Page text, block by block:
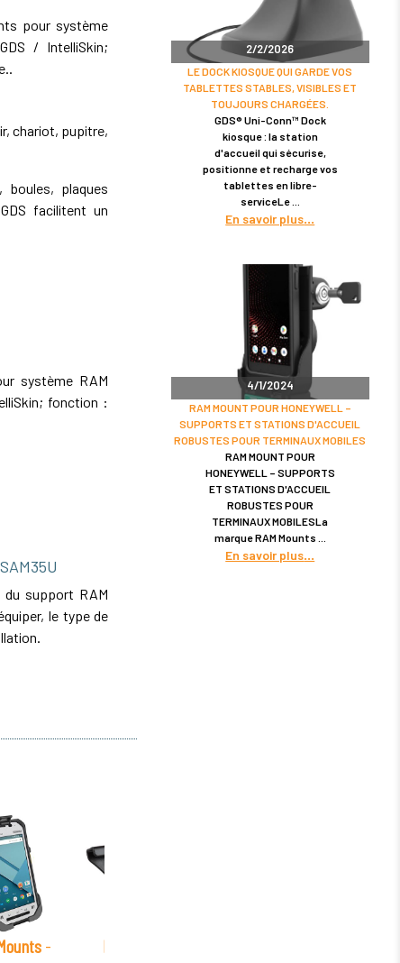
pour système
/ IntelliSkin;
chariot, pupitre,
plaques
facilitent un
système RAM
fonction :
support RAM
le type de
-
RAM Mounts
2/2/2026
LE DOCK KIOSQUE QUI GARDE VOS
TABLETTES STABLES, VISIBLES ET
TOUJOURS CHARGÉES.
GDS® Uni-Conn™ Dock
kiosque : la station
d'accueil qui sécurise,
positionne et recharge vos
tablettes en libre-
serviceLe
En savoir plus
4/1/2024
RAM MOUNT POUR HONEYWELL –
SUPPORTS ET STATIONS D'ACCUEIL
ROBUSTES POUR TERMINAUX MOBILES
RAM MOUNT POUR
HONEYWELL – SUPPORTS
ET STATIONS D'ACCUEIL
ROBUSTES POUR
TERMINAUX MOBILESLa
marque RAM Mounts
En savoir plus